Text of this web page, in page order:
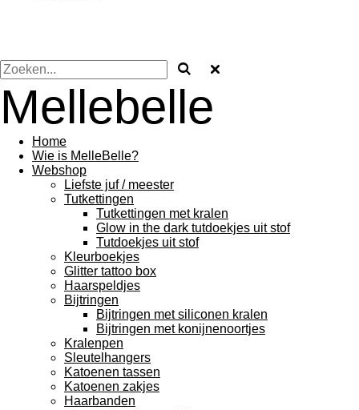
Mellebelle
Home
Wie is MelleBelle?
Webshop
Liefste juf / meester
Tutkettingen
Tutkettingen met kralen
Glow in the dark tutdoekjes uit stof
Tutdoekjes uit stof
Kleurboekjes
Glitter tattoo box
Haarspeldjes
Bijtringen
Bijtringen met siliconen kralen
Bijtringen met konijnenoortjes
Kralenpen
Sleutelhangers
Katoenen tassen
Katoenen zakjes
Haarbanden